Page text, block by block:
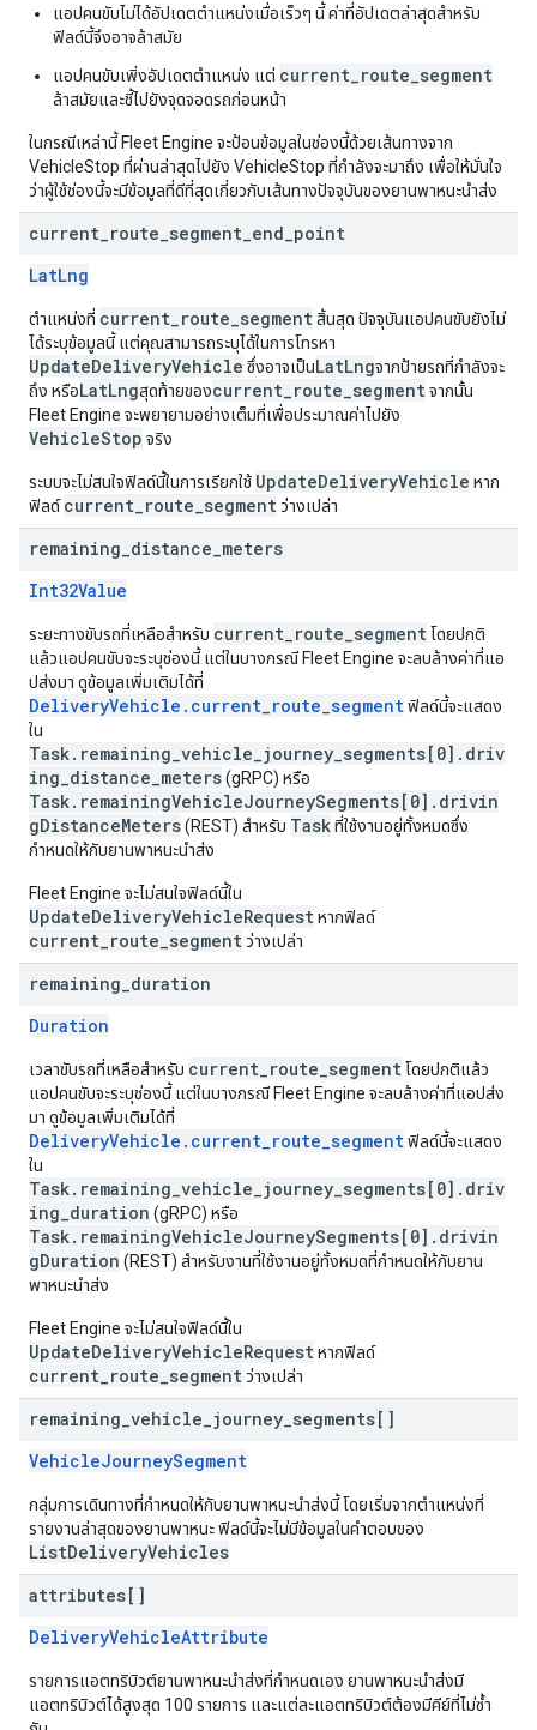
แอปคนขับไม่ได้อัปเดตตำแหน่งเมื่อเร็วๆ นี้ ค่าที่อัปเดตล่าสุดสำหรับ
ฟิลด์นี้จึงอาจล้าสมัย
แอปคนขับเพิ่งอัปเดตตำแหน่ง แต่ current_route_segment
ล้าสมัยและชี้ไปยังจุดจอดรถก่อนหน้า
ในกรณีเหล่านี้ Fleet Engine จะป้อนข้อมูลในช่องนี้ด้วยเส้นทางจาก
VehicleStop ที่ผ่านล่าสุดไปยัง VehicleStop ที่กำลังจะมาถึง เพื่อให้มั่นใจ
ว่าผู้ใช้ช่องนี้จะมีข้อมูลที่ดีที่สุดเกี่ยวกับเส้นทางปัจจุบันของยานพาหนะนำส่ง
current route segment end point
LatLng
ตำแหน่งที่ current_route_segmentสิ้นสุด ปัจจุบันแอปคนขับยังไม่
ได้ระบุข้อมูลนี้ แต่คุณสามารถระบุได้ในการโทรหา
UpdateDeliveryVehicle ซึ่งอาจเป็นLatLngจากป้ายรถที่กำลังจะ
ถึง หรือLatLngสุดท้ายของcurrent_route_segmentจากนั้น
Fleet Engine จะพยายามอย่างเต็มที่เพื่อประมาณค่าไปยัง
VehicleStop จริง
ระบบจะไม่สนใจฟิลด์นี้ในการเรียกใช้ UpdateDeliveryVehicle หาก
ฟิลด์current_route_segmentว่างเปล่า
remaining distance meters
Int32Value
ระยะทางขับรถที่เหลือสำหรับ current_route_segment โดยปกติ
แล้วแอปคนขับจะระบุช่องนี้ แต่ในบางกรณี Fleet Engine จะลบล้างค่าที่แอ
ปส่งมา ดูข้อมูลเพิ่มเติมได้ที่
DeliveryVehicle.current_route_segmentฟิลด์นี้จะแสดง
ใน
Task.remaining_vehicle_journey_segments[0].driv
ing_distance_meters(gRPC) หรือ
Task.remainingVehicleJourneySegments[0].drivin
gDistanceMeters(REST) สำหรับ Taskที่ใช้งานอยู่ทั้งหมดซึ่ง
กำหนดให้กับยานพาหนะนำส่ง
Fleet Engine จะไม่สนใจฟิลด์นี้ใน
UpdateDeliveryVehicleRequestหากฟิลด์
current_route_segmentว่างเปล่า
remaining duration
Duration
เวลาขับรถที่เหลือสำหรับ current_route_segment โดยปกติแล้ว
แอปคนขับจะระบุช่องนี้ แต่ในบางกรณี Fleet Engine จะลบล้างค่าที่แอปส่ง
มา ดูข้อมูลเพิ่มเติมได้ที่
DeliveryVehicle.current_route_segmentฟิลด์นี้จะแสดง
ใน
Task.remaining_vehicle_journey_segments[0].driv
ing_duration (gRPC) หรือ
Task.remainingVehicleJourneySegments[0].drivin
gDuration (REST) สำหรับงานที่ใช้งานอยู่ทั้งหมดที่กำหนดให้กับยาน
พาหนะนำส่ง
Fleet Engine จะไม่สนใจฟิลด์นี้ใน
UpdateDeliveryVehicleRequestหากฟิลด์
current_route_segmentว่างเปล่า
remaining vehicle journey segments[]
VehicleJourneySegment
กลุ่มการเดินทางที่กำหนดให้กับยานพาหนะนำส่งนี้ โดยเริ่มจากตำแหน่งที่
รายงานล่าสุดของยานพาหนะ ฟิลด์นี้จะไม่มีข้อมูลในคำตอบของ
ListDeliveryVehicles
attributes[]
DeliveryVehicleAttribute
รายการแอตทริบิวต์ยานพาหนะนำส่งที่กำหนดเอง ยานพาหนะนำส่งมี
แอตทริบิวต์ได้สูงสุด 100 รายการ และแต่ละแอตทริบิวต์ต้องมีคีย์ที่ไม่ซ้ำ